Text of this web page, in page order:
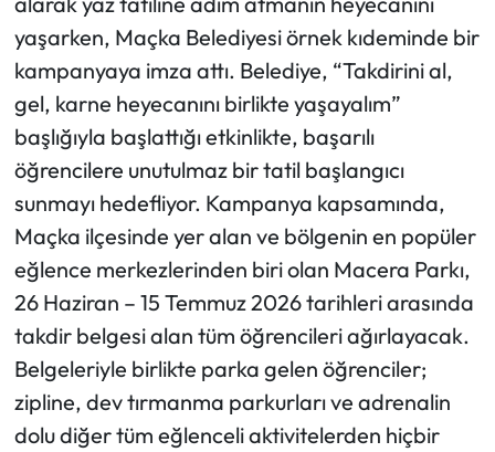
yaşarken, Maçka Belediyesi örnek kıdeminde bir
kampanyaya imza attı. Belediye, “Takdirini al,
gel, karne heyecanını birlikte yaşayalım”
başlığıyla başlattığı etkinlikte, başarılı
öğrencilere unutulmaz bir tatil başlangıcı
sunmayı hedefliyor. Kampanya kapsamında,
Maçka ilçesinde yer alan ve bölgenin en popüler
eğlence merkezlerinden biri olan Macera Parkı,
26 Haziran – 15 Temmuz 2026 tarihleri arasında
takdir belgesi alan tüm öğrencileri ağırlayacak.
Belgeleriyle birlikte parka gelen öğrenciler;
zipline, dev tırmanma parkurları ve adrenalin
dolu diğer tüm eğlenceli aktivitelerden hiçbir